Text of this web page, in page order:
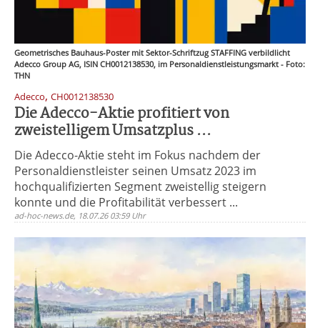
Geometrisches Bauhaus-Poster mit Sektor-Schriftzug STAFFING verbildlicht
Adecco Group AG, ISIN CH0012138530, im Personaldienstleistungsmarkt - Foto:
THN
Adecco, CH0012138530
Die Adecco-Aktie profitiert von
zweistelligem Umsatzplus ...
Die Adecco-Aktie steht im Fokus nachdem der
Personaldienstleister seinen Umsatz 2023 im
hochqualifizierten Segment zweistellig steigern
konnte und die Profitabilität verbessert ...
ad-hoc-news.de, 18.07.26 03:59 Uhr